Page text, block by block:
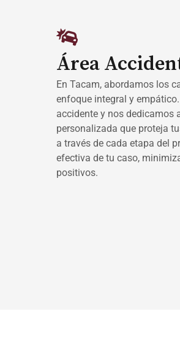
Área
En Tacam, abordamos los
enfoque integral y
accidente y nos dedicamos
personalizada que proteja
a través de cada etapa del
efectiva de tu caso,
positivos.